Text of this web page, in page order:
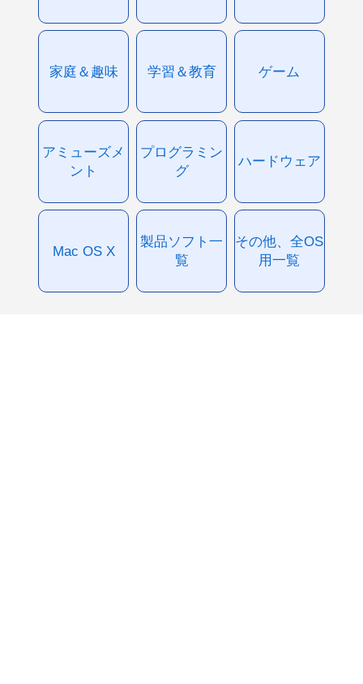
家庭＆趣味 学習＆教育 ゲーム
アミューズメ
ント
プログラミン
グ
ハードウェア
Mac OS X
製品ソフト一
覧
その他、全OS
用一覧